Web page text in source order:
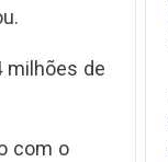
milhões de
com o